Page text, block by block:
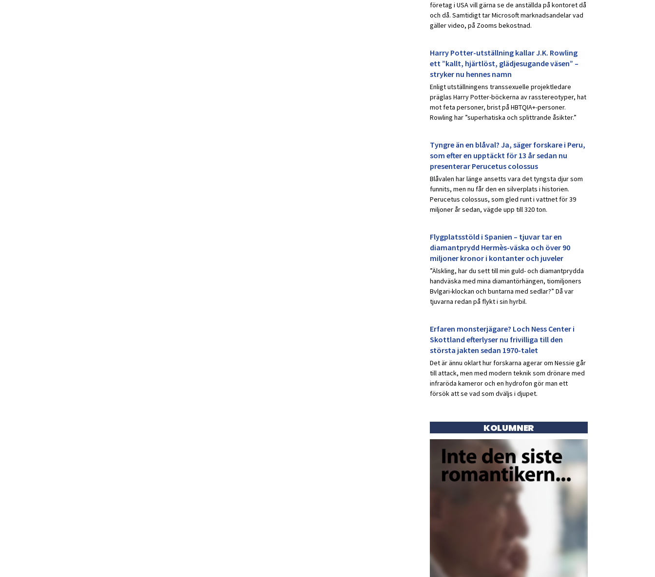
företag i USA vill gärna se de anställda på kontoret då
och då. Samtidigt tar Microsoft marknadsandelar vad
gäller video, på Zooms bekostnad.
Harry Potter-utställning kallar J.K. Rowling
ett ”kallt, hjärtlöst, glädjesugande väsen” –
stryker nu hennes namn
Enligt utställningens transsexuelle projektledare
präglas Harry Potter-böckerna av rasstereotyper, hat
mot feta personer, brist på HBTQIA+-personer.
Rowling har ”superhatiska och splittrande åsikter.”
Tyngre än en blåval? Ja, säger forskare i Peru,
som efter en upptäckt för 13 år sedan nu
presenterar Perucetus colossus
Blåvalen har länge ansetts vara det tyngsta djur som
funnits, men nu får den en silverplats i historien.
Perucetus colossus, som gled runt i vattnet för 39
miljoner år sedan, vägde upp till 320 ton.
Flygplatsstöld i Spanien – tjuvar tar en
diamantprydd Hermès-väska och över 90
miljoner kronor i kontanter och juveler
”Älskling, har du sett till min guld- och diamantprydda
handväska med mina diamantörhängen, tiomiljoners
Bvlgari-klockan och buntarna med sedlar?” Då var
tjuvarna redan på flykt i sin hyrbil.
Erfaren monsterjägare? Loch Ness Center i
Skottland efterlyser nu frivilliga till den
största jakten sedan 1970-talet
Det är ännu oklart hur forskarna agerar om Nessie går
till attack, men med modern teknik som drönare med
infraröda kameror och en hydrofon gör man ett
försök att se vad som dväljs i djupet.
KOLUMNER